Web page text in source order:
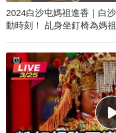
2024白沙屯媽祖進香｜白
動時刻！ 乩身坐釘椅為媽